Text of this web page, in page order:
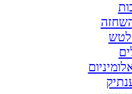
לטש